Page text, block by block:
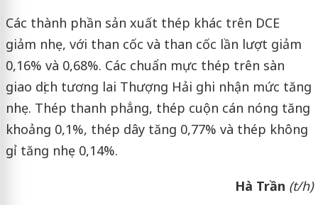
Các thành phần sản xuất thép khác trên DCE
giảm nhẹ, với than cốc và than cốc lần lượt giảm
0,16% và 0,68%. Các chuẩn mực thép trên sàn
giao dịch tương lai Thượng Hải ghi nhận mức tăng
nhẹ. Thép thanh phẳng, thép cuộn cán nóng tăng
khoảng 0,1%, thép dây tăng 0,77% và thép không
gỉ tăng nhẹ 0,14%.
Hà Trần (t/h)